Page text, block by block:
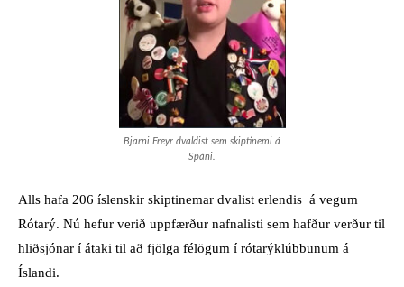
Bjarni Freyr dvaldist sem skiptinemi á
Spáni.
Alls hafa 206 íslenskir skiptinemar dvalist erlendis á vegum
Rótarý. Nú hefur verið uppfærður nafnalisti sem hafður verður til
hliðsjónar í átaki til að fjölga félögum í rótarýklúbbunum á
Íslandi.